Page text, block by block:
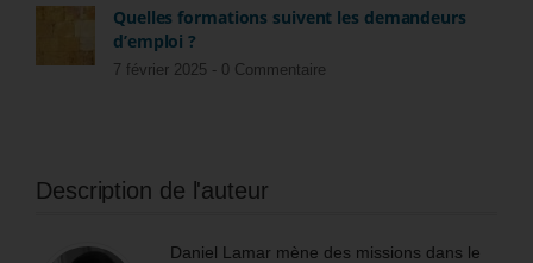
Quelles formations suivent les demandeurs
d’emploi ?
7 février 2025 - 0 Commentaire
Description de l'auteur
Daniel Lamar mène des missions dans le